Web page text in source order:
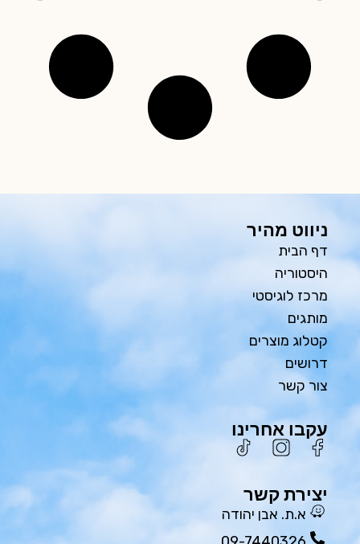
ניווט מהיר
דף הבית
היסטוריה
מרכז לוגיסטי
מותגים
קטלוג מוצרים
דרושים
צור קשר
עקבו אחרינו
יצירת קשר
א.ת. אבן יהודה